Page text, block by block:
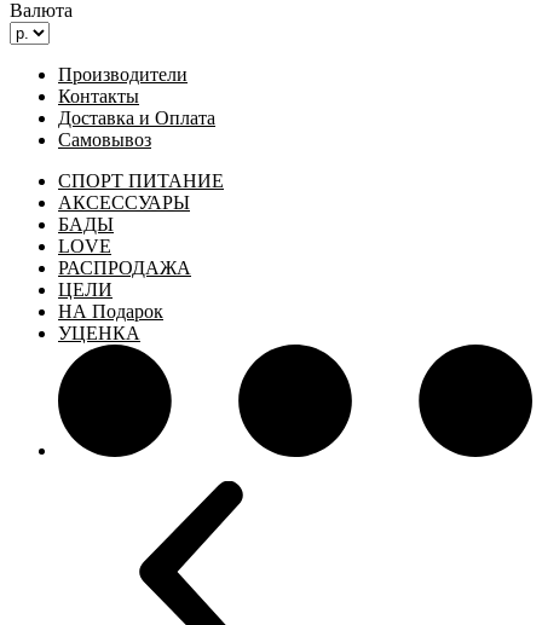
Валюта
Производители
Контакты
Доставка и Оплата
Самовывоз
СПОРТ ПИТАНИЕ
АКСЕССУАРЫ
БАДЫ
LOVE
РАСПРОДАЖА
ЦЕЛИ
НА Подарок
УЦЕНКА